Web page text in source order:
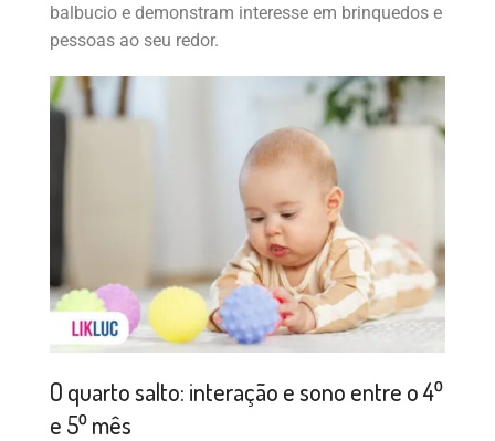
balbucio e demonstram interesse em brinquedos e
pessoas ao seu redor.
O quarto salto: interação e sono entre o 4⁰
e 5⁰ mês